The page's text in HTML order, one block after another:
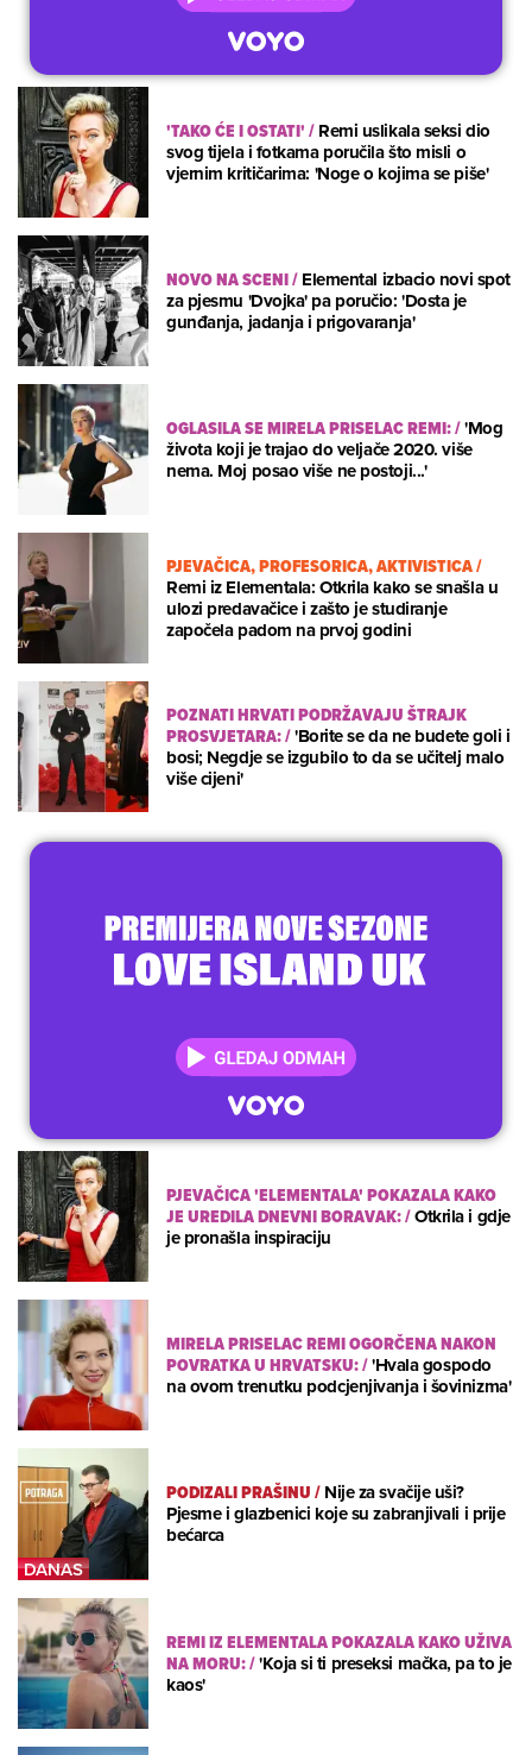
'TAKO ĆE I OSTATI'/Remi uslikala seksi dio
svog tijela i fotkama poručila što misli o
vjernim kritičarima: 'Noge o kojima se piše'
NOVO NA SCENI/Elemental izbacio novi spot
za pjesmu 'Dvojka' pa poručio: 'Dosta je
gunđanja, jadanja i prigovaranja'
OGLASILA SE MIRELA PRISELAC REMI:/'Mog
života koji je trajao do veljače 2020. više
nema. Moj posao više ne postoji...'
PJEVAČICA, PROFESORICA, AKTIVISTICA/
Remi iz Elementala: Otkrila kako se snašla u
ulozi predavačice i zašto je studiranje
započela padom na prvoj godini
POZNATI HRVATI PODRŽAVAJU ŠTRAJK
PROSVJETARA:/'Borite se da ne budete goli i
bosi; Negdje se izgubilo to da se učitelj malo
više cijeni'
PJEVAČICA 'ELEMENTALA' POKAZALA KAKO
JE UREDILA DNEVNI BORAVAK:/Otkrila i gdje
je pronašla inspiraciju
MIRELA PRISELAC REMI OGORČENA NAKON
POVRATKA U HRVATSKU:/'Hvala gospodo
na ovom trenutku podcjenjivanja i šovinizma'
PODIZALI PRAŠINU/Nije za svačije uši?
Pjesme i glazbenici koje su zabranjivali i prije
bećarca
REMI IZ ELEMENTALA POKAZALA KAKO UŽIVA
NA MORU:/'Koja si ti preseksi mačka, pa to je
kaos'